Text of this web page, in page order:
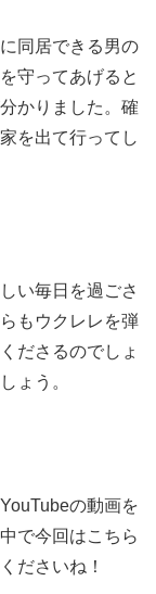
同居できる男の
守ってあげると
かりました。確
を出て行ってし
い毎日を過ごさ
もウクレレを弾
ださるのでしょ
ょう。
の動画を
で今回はこちら
ださいね！